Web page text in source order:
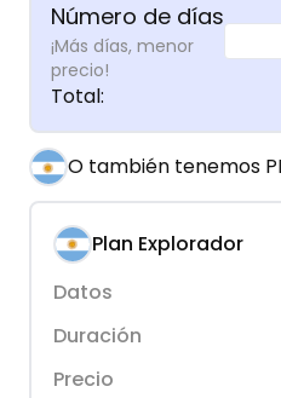
Número de días
¡Más días, menor
precio!
Total:
O también tenemos
Plan Explorador
Datos
Duración
Precio